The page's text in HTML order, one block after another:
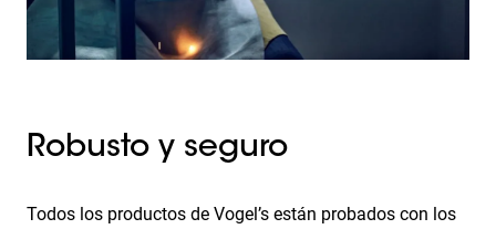
Robusto y seguro
Todos los productos de Vogel’s están probados con los